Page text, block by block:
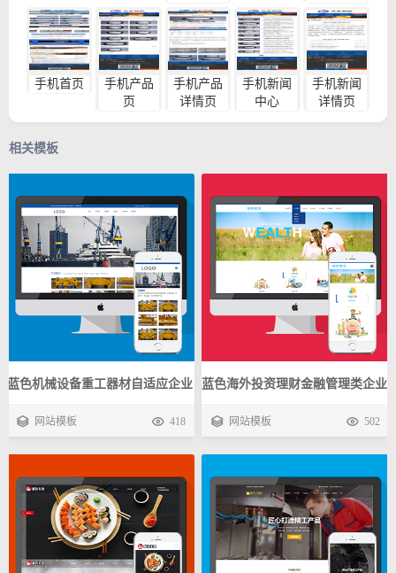
手机首页
手机产品
页
手机产品
详情页
手机新闻
中心
手机新闻
详情页
相关模板
蓝色机械设备重工器材自适应企业
模板 迅睿CMS公司响应式源码下
载
网站模板 418
蓝色海外投资理财金融管理类企业
模板 迅睿CMS公司响应式源码下
载
网站模板 502